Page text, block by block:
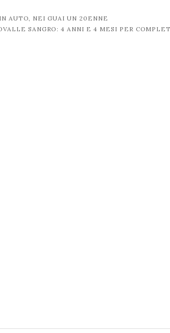
AUTO, NEI GUAI UN 20ENNE
SANGRO: 4 ANNI E 4 MESI PER